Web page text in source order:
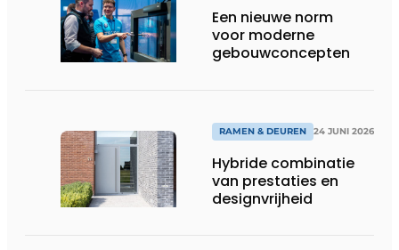
Een nieuwe norm
voor moderne
gebouwconcepten
RAMEN & DEUREN 24 JUNI 2026
Hybride combinatie
van prestaties en
designvrijheid